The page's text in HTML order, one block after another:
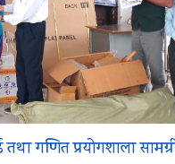
तथा गणित प्रयोगशाला